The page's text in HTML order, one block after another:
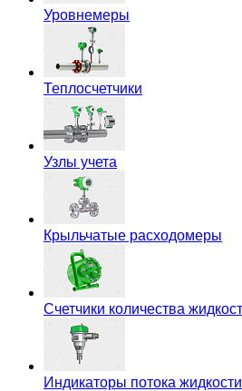
Уровнемеры
Теплосчетчики
Узлы учета
Крыльчатые расходомеры
Счетчики количества
Индикаторы потока жидкости